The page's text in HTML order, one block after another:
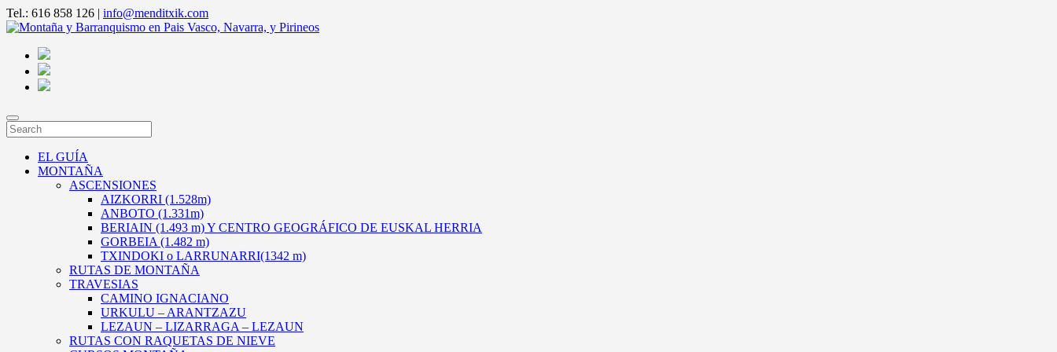
Tel.: 616 858 126 | info@menditxik.com
EL GUÍA
MONTAÑA
ASCENSIONES
AIZKORRI (1.528m)
ANBOTO (1.331m)
BERIAIN (1.493 m) Y CENTRO GEOGRÁFICO DE EUSKAL HERRIA
GORBEIA (1.482 m)
TXINDOKI o LARRUNARRI(1342 m)
RUTAS DE MONTAÑA
TRAVESIAS
CAMINO IGNACIANO
URKULU – ARANTZAZU
LEZAUN – LIZARRAGA – LEZAUN
RUTAS CON RAQUETAS DE NIEVE